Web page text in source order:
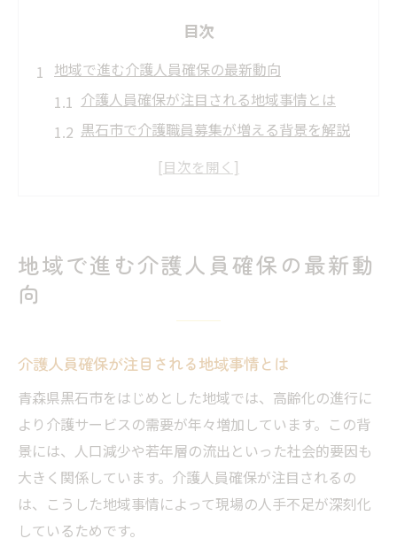
目次
地域で進む介護人員確保の最新動向
介護人員確保が注目される地域事情とは
黒石市で介護職員募集が増える背景を解説
ハローワークを活用した介護求人の特徴
介護職員募集の現場で工夫される方法
介護職員定着を図る具体的なサポート策
求人情報の差別化で人員確保を実現する方
法
ハローワークと連携した介護職員採用の強
み
働きやすさを叶える人員確保のコツ
介護人員確保で重視すべき働きやすさとは
地域で進む介護人員確保の最新動
向
介護人員確保が注目される地域事情とは
青森県黒石市をはじめとした地域では、高齢化の進行に
より介護サービスの需要が年々増加しています。この背
景には、人口減少や若年層の流出といった社会的要因も
大きく関係しています。介護人員確保が注目されるの
は、こうした地域事情によって現場の人手不足が深刻化
しているためです。